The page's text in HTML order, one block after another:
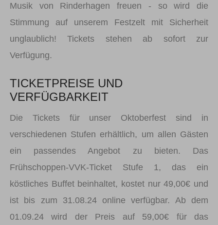
Musik von Rinderhagen freuen - so wird die
Stimmung auf unserem Festzelt mit Sicherheit
unglaublich! Tickets stehen ab sofort zur
Verfügung.
TICKETPREISE UND
VERFÜGBARKEIT
Die Tickets für unser Oktoberfest sind in
verschiedenen Stufen erhältlich, um allen Gästen
ein passendes Angebot zu bieten. Das
Frühschoppen-VVK-Ticket Stufe 1, das ein
köstliches Buffet beinhaltet, kostet nur 49,00€ und
ist bis zum 31.08.24 online verfügbar. Ab dem
01.09.24 wird der Preis auf 59,00€ für das